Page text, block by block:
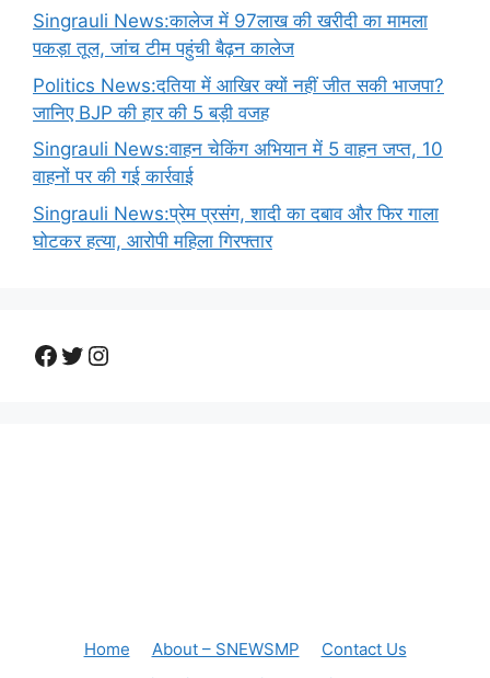
Singrauli News:कालेज में 97लाख की खरीदी का मामला
पकड़ा तूल, जांच टीम पहुंची बैढ़न कालेज
Politics News:दतिया में आखिर क्यों नहीं जीत सकी भाजपा?
जानिए BJP की हार की 5 बड़ी वजह
Singrauli News:वाहन चेकिंग अभियान में 5 वाहन जप्त, 10
वाहनों पर की गई कार्रवाई
Singrauli News:प्रेम प्रसंग, शादी का दबाव और फिर गाला
घोटकर हत्या, आरोपी महिला गिरफ्तार
Facebook
Twitter
Instagram
Home About – SNEWSMP
Contact Us